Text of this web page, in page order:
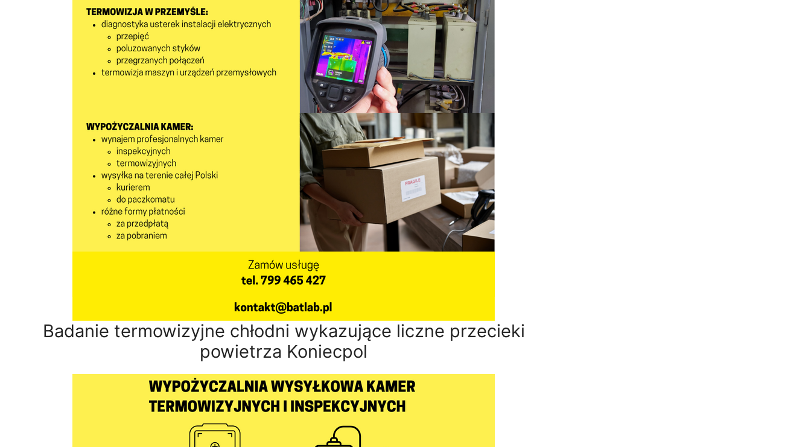
Badanie termowizyjne chłodni wykazujące liczne przecieki
powietrza Koniecpol